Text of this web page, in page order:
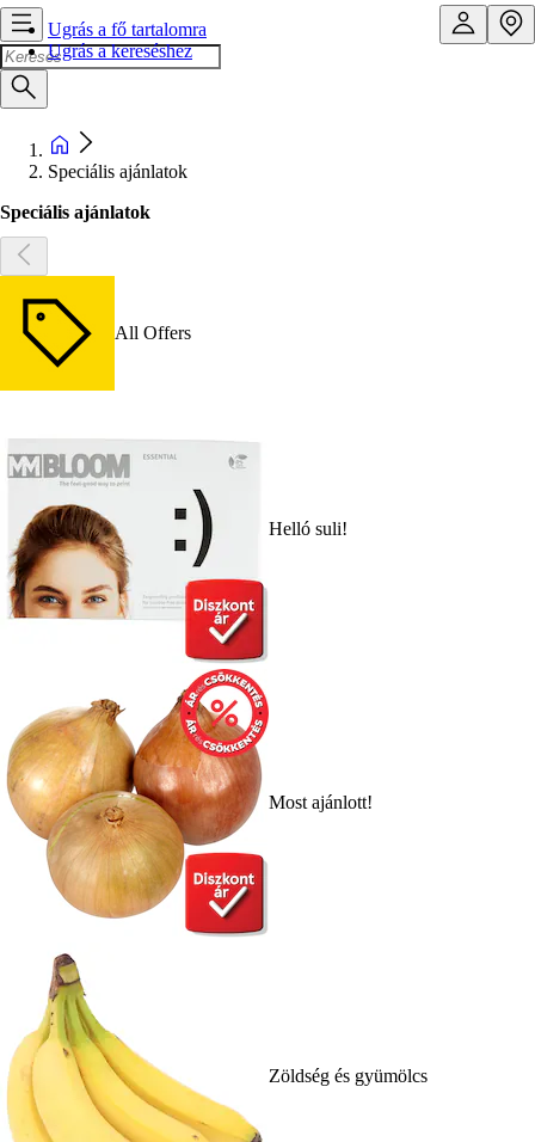
Ugrás a fő tartalomra
Ugrás a kereséshez
Speciális ajánlatok
Speciális ajánlatok
All Offers
Helló suli!
Most ajánlott!
Zöldség és gyümölcs